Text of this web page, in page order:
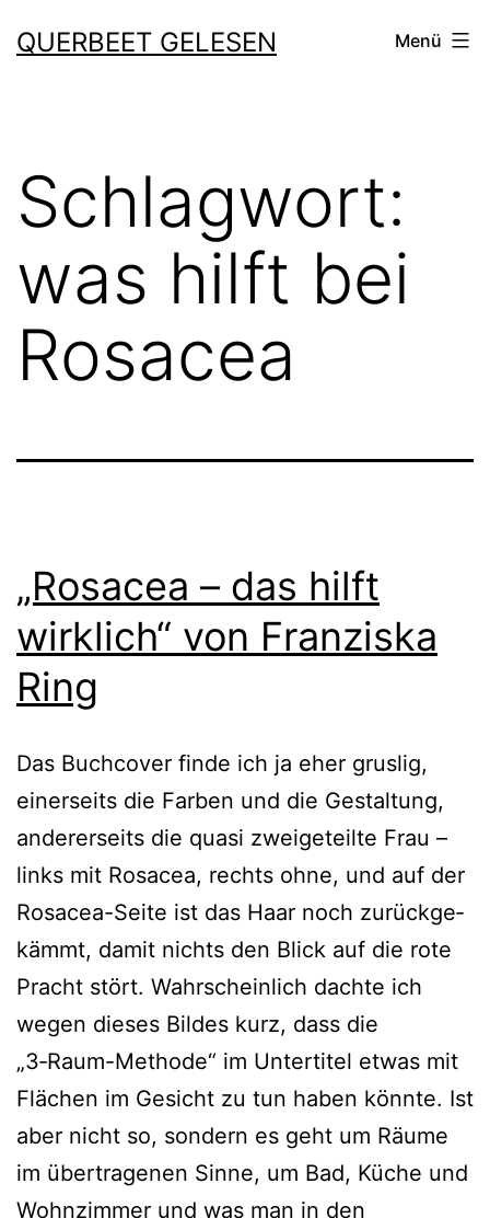
Inhalt
QUERBEET GELESEN Menü
Schlagwort:
was hilft bei
Rosacea
„Rosacea – das hilft
wirklich“ von Franziska
Ring
Das Buchcover fin­de ich ja eher grus­lig,
einer­seits die Farben und die Gestaltung,
ande­rer­seits die qua­si zwei­ge­teil­te Frau –
links mit Rosacea, rechts ohne, und auf der
Rosacea-Seite ist das Haar noch zurück­ge­
kämmt, damit nichts den Blick auf die rote
Pracht stört. Wahrscheinlich dach­te ich
wegen die­ses Bildes kurz, dass die
„3‑Raum-Methode“ im Untertitel etwas mit
Flächen im Gesicht zu tun haben könn­te. Ist
aber nicht so, son­dern es geht um Räume
im über­tra­ge­nen Sinne, um Bad, Küche und
Wohnzimmer und was man in den